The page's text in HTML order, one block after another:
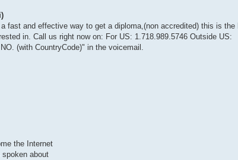
fast and effective way to get a diploma,(non accredited) this is the
in. Call us right now on: For US: 1.718.989.5746 Outside US:
(with CountryCode)" in the voicemail.
the Internet
about